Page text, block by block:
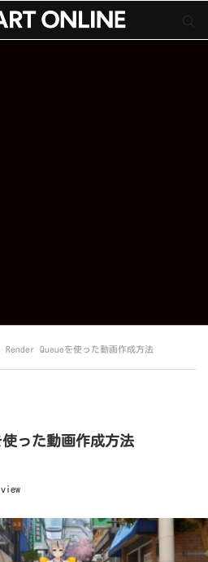
Render Queueを使った動画作成方法
使った動画作成方法